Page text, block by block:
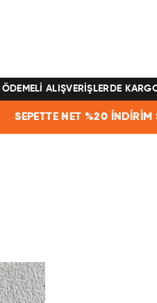
ALIŞVERİŞLERDE
%20 İNDİRİM SİZLERLE •